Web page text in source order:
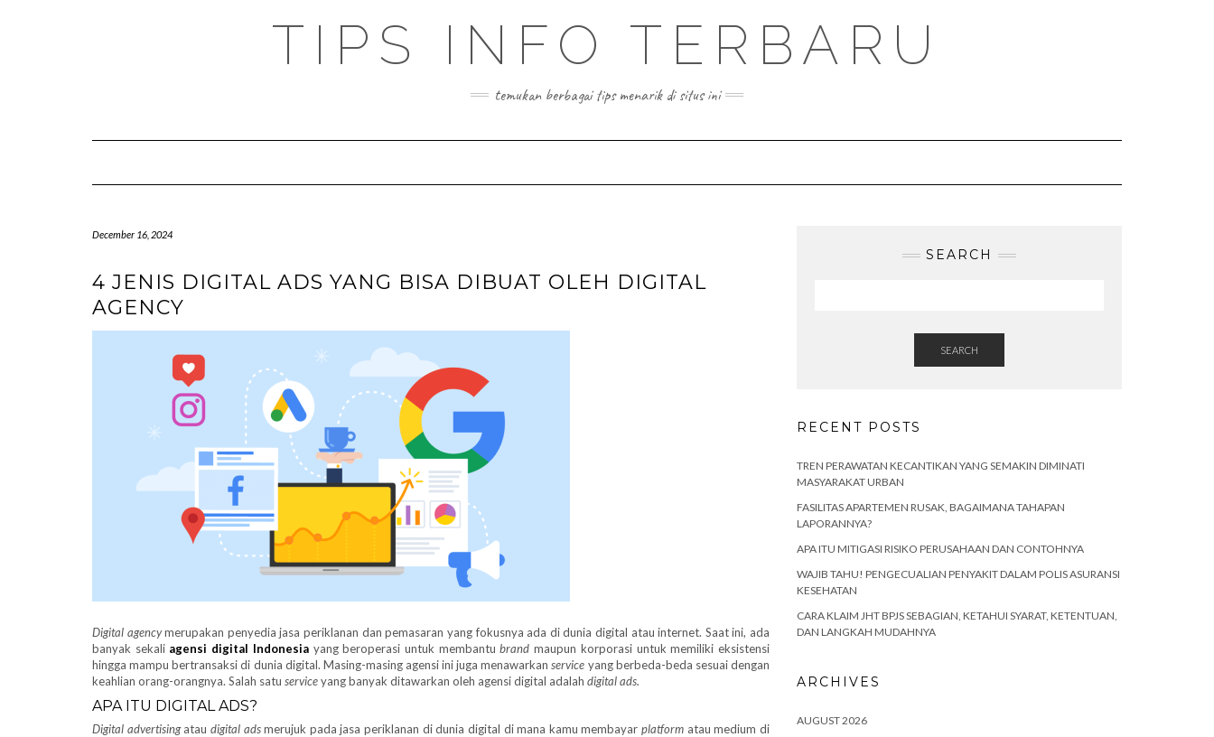
TIPS INFO TERBARU
temukan berbagai tips menarik di situs ini
December 16, 2024
4 JENIS DIGITAL ADS YANG BISA DIBUAT OLEH DIGITAL
AGENCY
Digital agencymerupakan penyedia jasa periklanan dan pemasaran yang fokusnya ada di dunia digital atau internet. Saat ini, ada
banyak sekali agensi digital Indonesiayang beroperasi untuk membantubrandmaupun korporasi untuk memiliki eksistensi
hingga mampu bertransaksi di dunia digital. Masing-masing agensi ini juga menawarkanservice yang berbeda-beda sesuai dengan
keahlian orang-orangnya. Salah satu serviceyang banyak ditawarkan oleh agensi digital adalah digital ads.
APA ITU DIGITAL ADS?
Digital advertisingatau digital adsmerujuk pada jasa periklanan di dunia digital di mana kamu membayarplatform atau medium di
SEARCH
SEARCH
RECENT POSTS
TREN PERAWATAN KECANTIKAN YANG SEMAKIN DIMINATI
MASYARAKAT URBAN
FASILITAS APARTEMEN RUSAK, BAGAIMANA TAHAPAN
LAPORANNYA?
APA ITU MITIGASI RISIKO PERUSAHAAN DAN CONTOHNYA
WAJIB TAHU! PENGECUALIAN PENYAKIT DALAM POLIS ASURANSI
KESEHATAN
CARA KLAIM JHT BPJS SEBAGIAN, KETAHUI SYARAT, KETENTUAN,
DAN LANGKAH MUDAHNYA
ARCHIVES
AUGUST 2026